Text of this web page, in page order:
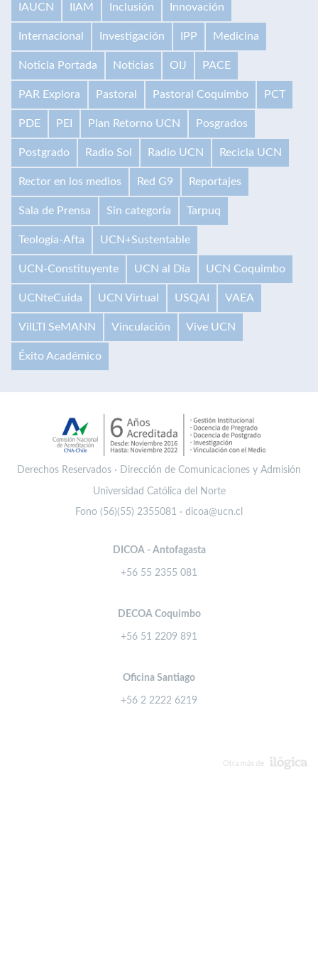
IAUCN IIAM Inclusión Innovación
Internacional Investigación IPP Medicina
Noticia Portada Noticias OIJ PACE
PAR Explora Pastoral Pastoral Coquimbo PCT
PDE PEI Plan Retorno UCN Posgrados
Postgrado Radio Sol Radio UCN Recicla UCN
Rector en los medios Red G9 Reportajes
Sala de Prensa Sin categoría Tarpuq
Teología-Afta UCN+Sustentable
UCN-Constituyente UCN al Día UCN Coquimbo
UCNteCuida UCN Virtual USQAI VAEA
VilLTI SeMANN Vinculación Vive UCN
Éxito Académico
Derechos Reservados · Dirección de Comunicaciones y Admisión
Universidad Católica del Norte
Fono (56)(55) 2355081 · dicoa@ucn.cl
DICOA - Antofagasta
+56 55 2355 081
DECOA Coquimbo
+56 51 2209 891
Oficina Santiago
+56 2 2222 6219